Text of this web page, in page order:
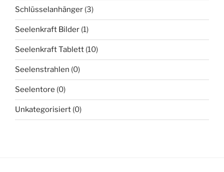
Schlüsselanhänger (3)
Seelenkraft Bilder (1)
Seelenkraft Tablett (10)
Seelenstrahlen (0)
Seelentore (0)
Unkategorisiert (0)